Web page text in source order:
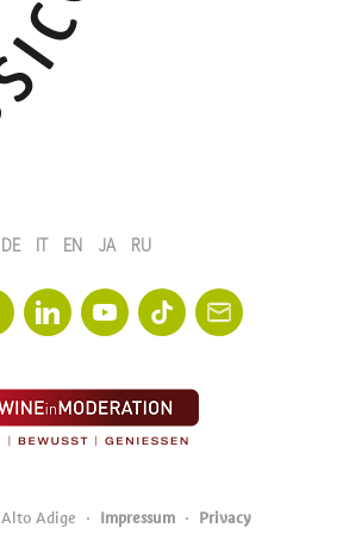
Adige Impressum
Privacy
DE IT EN JA RU